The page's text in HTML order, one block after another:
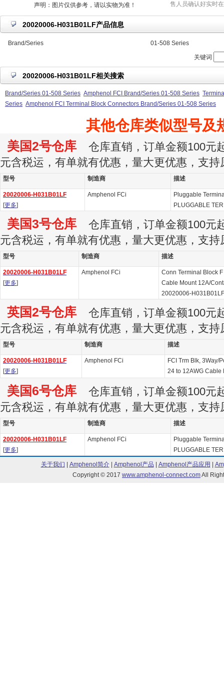
声明：图片仅供参考，请以实物为准！
售人员确认好实时
20020006-H031B01LF产品信息
Brand/Series
01-508 Series
关键词
20020006-H031B01LF相关搜索
Brand/Series 01-508 Series Amphenol FCI Brand/Series 01-508 Series
Series Amphenol FCI Terminal Block Connectors Brand/Series 01-508 Series
其他仓库类似型号及
美国2号仓库 仓库直销，订单金额100元
元含税运，有单就有优惠，量大更优惠，支持
型号 制造商 描述
20020006-H031B01LF
[更多]
Amphenol FCi
Pluggable
PLUGGABLE
美国3号仓库 仓库直销，订单金额100元
元含税运，有单就有优惠，量大更优惠，支持
型号 制造商 描述
20020006-H031B01LF
[更多]
Amphenol FCi
Conn Terminal Block
Cable Mount 12A/
20020006-
英国2号仓库 仓库直销，订单金额100元
元含税运，有单就有优惠，量大更优惠，支持
型号 制造商 描述
20020006-H031B01LF
[更多]
Amphenol FCi
FCI Trm Blk, 3Way/
24 to 12AWG Cable
美国6号仓库 仓库直销，订单金额100元
元含税运，有单就有优惠，量大更优惠，支持
型号 制造商 描述
20020006-H031B01LF
[更多]
Amphenol FCi
Pluggable
PLUGGABLE
关于我们 Amphenol简介| Amphenol产品 Amphenol产品应用
Copyright © 2017 www.amphenol-connect.comAll